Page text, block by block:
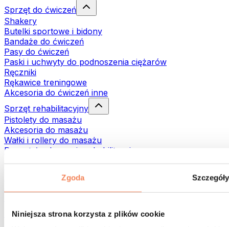
Zgoda Szczegóły
Niniejsza strona korzysta z plików cookie
Sprzęt do ćwiczeń
Shakery
Butelki sportowe i bidony
Bandaże do ćwiczeń
Pasy do ćwiczeń
Paski i uchwyty do podnoszenia ciężarów
Ręczniki
Rękawice treningowe
Akcesoria do ćwiczeń inne
Sprzęt rehabilitacyjny
Pistolety do masażu
Akcesoria do masażu
Wałki i rollery do masażu
Pozostałe akcesoria rehabilitacyjne
Torby i plecaki
Torby na żywność i akcesoria
Akcesoria dopasowane do aktywności